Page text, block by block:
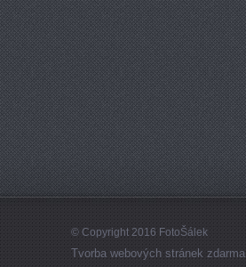
© Copyright 2016 FotoŠálek
Tvorba webových stránek zdarma